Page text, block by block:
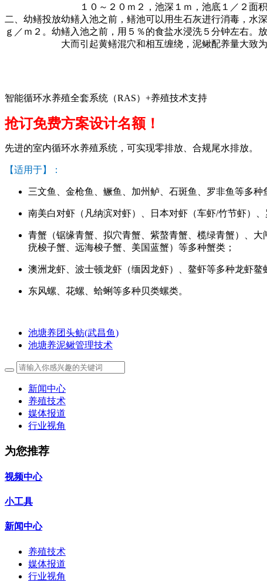
１０～２０ｍ２，池深１ｍ，池底１／２面
二、幼鳝投放幼鳝入池之前，鳝池可以用生石灰进行消毒，水
ｇ／ｍ２。幼鳝入池之前，用５％的食盐水浸洗５分钟左右
大而引起黄鳝混穴和相互缠绕，泥鳅配养量大致
智能循环水养殖全套系统（RAS）+养殖技术支持
抢订免费方案设计名额！
先进的室内循环水养殖系统，可实现零排放、合规尾水排放。
【适用于】：
三文鱼、金枪鱼、鳜鱼、加州鲈、石斑鱼、罗非鱼等多种
南美白对虾（凡纳滨对虾）、日本对虾（车虾/竹节虾）
青蟹（锯缘青蟹、拟穴青蟹、紫螯青蟹、榄绿青蟹）、
疣梭子蟹、远海梭子蟹、美国蓝蟹）等多种蟹类；
澳洲龙虾、波士顿龙虾（缅因龙虾）、鳌虾等多种龙虾鳌
东风螺、花螺、蛤蜊等多种贝类螺类。
池塘养团头鲂(武昌鱼)
池塘养泥鳅管理技术
新闻中心
养殖技术
媒体报道
行业视角
为您推荐
视频中心
小工具
新闻中心
养殖技术
媒体报道
行业视角